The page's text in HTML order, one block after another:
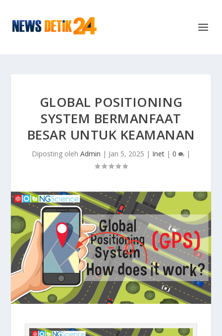
GLOBAL POSITIONING
SYSTEM BERMANFAAT
BESAR UNTUK KEAMANAN
Diposting oleh Admin | Jan 5, 2025 | Inet | 0 |